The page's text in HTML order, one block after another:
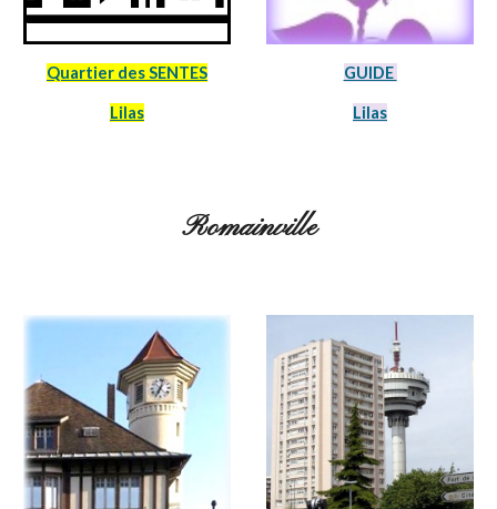
Quartier des SENTES
Lilas
GUIDE
Lilas
Romainville